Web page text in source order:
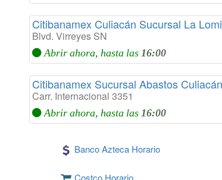
Citibanamex Culiacán Sucursal La
Blvd. Virreyes SN
Abrir ahora, hasta las 16:00
Citibanamex Sucursal Abastos
Carr. Internacional 3351
Abrir ahora, hasta las 16:00
Banco Azteca Horario